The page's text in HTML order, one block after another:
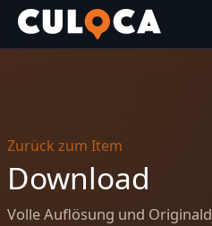
Zurück zum Item
Download
Volle Auflösung und